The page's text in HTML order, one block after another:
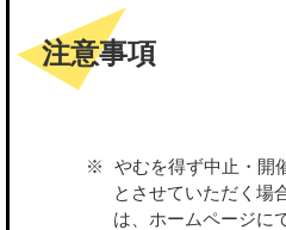
注意事項
やむを得ず中止・開
とさせていただく場
は、ホームページに